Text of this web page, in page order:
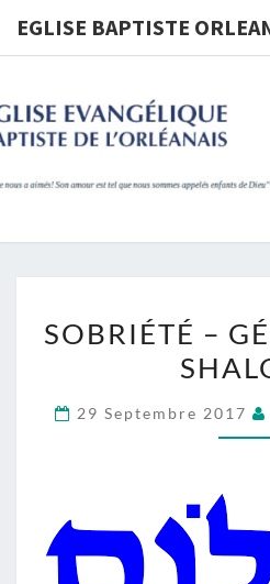
EGLISE BAPTISTE
–
SOBRIÉTÉ –
29 Septembre 2017